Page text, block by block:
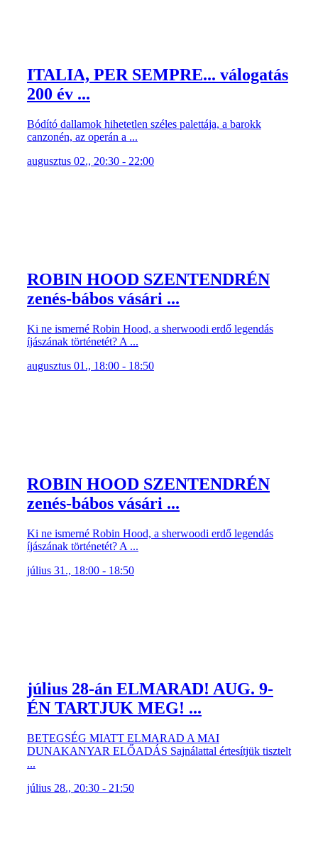
ITALIA, PER SEMPRE... válogatás
200 év ...
Bódító dallamok hihetetlen széles palettája, a barokk
canzonén, az operán a ...
augusztus 02., 20:30 - 22:00
ROBIN HOOD SZENTENDRÉN
zenés-bábos vásári ...
Ki ne ismerné Robin Hood, a sherwoodi erdő legendás
íjászának történetét? A ...
augusztus 01., 18:00 - 18:50
ROBIN HOOD SZENTENDRÉN
zenés-bábos vásári ...
Ki ne ismerné Robin Hood, a sherwoodi erdő legendás
íjászának történetét? A ...
július 31., 18:00 - 18:50
július 28-án ELMARAD! AUG. 9-
ÉN TARTJUK MEG! ...
BETEGSÉG MIATT ELMARAD A MAI
DUNAKANYAR ELŐADÁS Sajnálattal értesítjük tisztelt
...
július 28., 20:30 - 21:50